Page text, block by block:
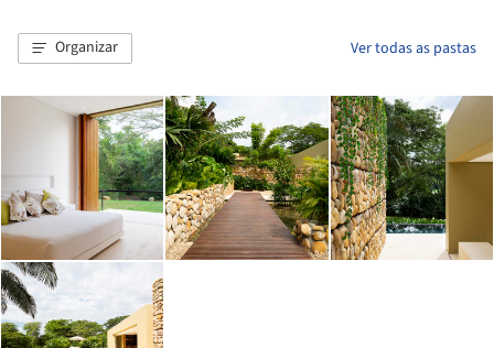
Organizar Ver todas as pastas